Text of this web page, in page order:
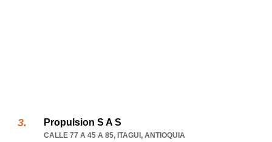
Propulsion S A S
CALLE 77 A 45 A 85, ITAGUI , ANTIOQUIA